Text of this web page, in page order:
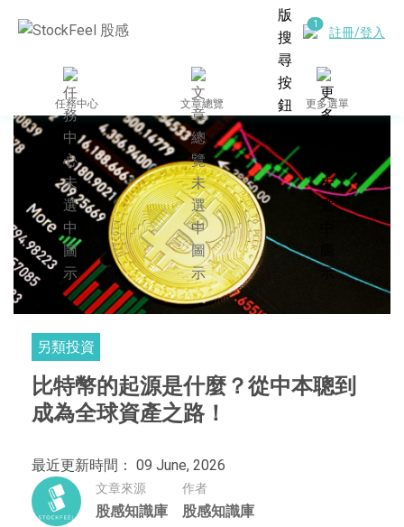
註冊/登入
任務中心 文章總覽 更多選單
另類投資
比特幣的起源是什麼？從中本聰到
成為全球資產之路！
最近更新時間： 09 June, 2026
文章來源
股感知識庫
作者
股感知識庫